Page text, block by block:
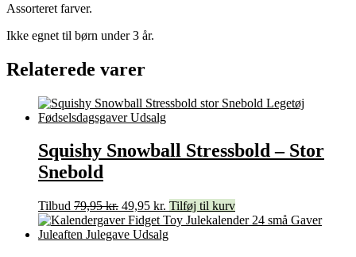
Assorteret farver.
Ikke egnet til børn under 3 år.
Relaterede varer
Squishy Snowball Stressbold – Stor
Snebold
Tilbud 79,95kr. 49,95 kr. Tilføj til kurv